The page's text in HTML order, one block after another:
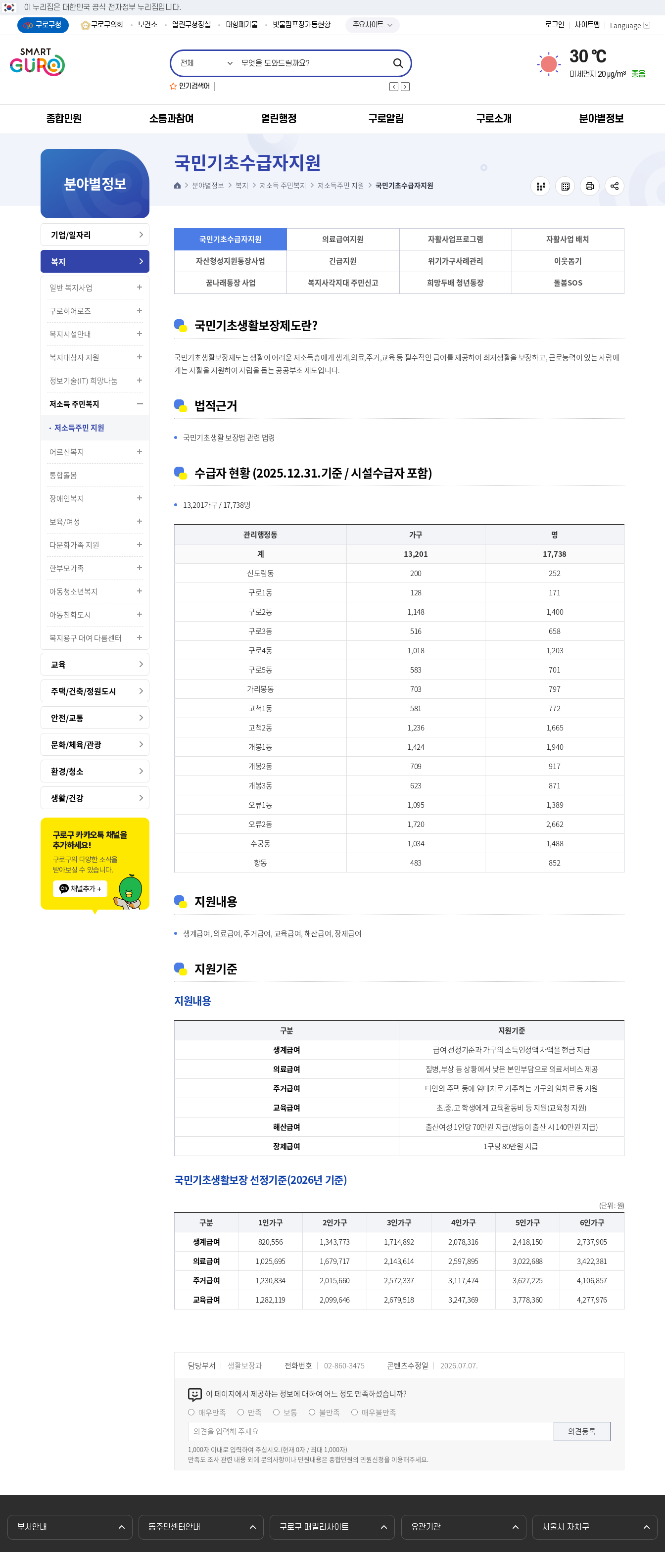
이 누리집은 대한민국 공식 전자정부 누리집입니다.
구로구청 구로구의회 보건소 열린구청장실 대형폐기물 빗물펌프장가동현황 주요사이트 로그인 사이트맵 Language
인기검색어
30 ℃
미세먼지 20 ㎍/m³ 좋음
종합민원 소통과참여 열린행정 구로알림 구로소개 분야별정보
분야별정보
기업/일자리
복지
일반 복지사업
구로히어로즈
복지시설안내
복지대상자 지원
정보기술(IT) 희망나눔
저소득 주민복지
저소득주민 지원
어르신복지
통합돌봄
장애인복지
보육/여성
다문화가족 지원
한부모가족
아동청소년복지
아동친화도시
복지용구 대여 다름센터
교육
주택/건축/정원도시
안전/교통
문화/체육/관광
환경/청소
생활/건강
구로구 카카오톡 채널을
추가하세요!
구로구의 다양한 소식을
받아보실 수 있습니다.
채널추가 +
국민기초수급자지원
분야별정보 복지 저소득 주민복지 저소득주민 지원 국민기초수급자지원
국민기초수급자지원 의료급여지원 자활사업프로그램
자활사업 배치
자산형성지원통장사업
긴급지원 위기가구사례관리
이웃돕기
꿈나래통장 사업
복지사각지대 주민신고 희망두배 청년통장 돌봄SOS
국민기초생활보장제도란?
국민기초생활보장제도는 생활이 어려운 저소득층에게 생계,의료,주거,교육 등 필수적인 급여를 제공하여 최저생활을 보장하고, 근로능력이 있는 사람에
게는 자활을 지원하여 자립을 돕는 공공부조 제도입니다.
법적근거
국민기초생활 보장법 관련 법령
수급자 현황 (2025.12.31.기준 / 시설수급자 포함)
13,201가구 / 17,738명
관리행정동 가구
명
계
13,201
17,738
신도림동
200
252
구로1동
128
171
구로2동
1,148
1,400
구로3동
516
658
구로4동
1,018
1,203
구로5동
583
701
가리봉동
703
797
고척1동
581
772
고척2동
1,236
1,665
개봉1동
1,424
1,940
개봉2동
709
917
개봉3동
623
871
오류1동
1,095
1,389
오류2동
1,720
2,662
수궁동
1,034
1,488
항동
483 852
지원내용
생계급여, 의료급여, 주거급여, 교육급여, 해산급여, 장제급여
지원기준
지원내용
구분
지원기준
생계급여
급여 선정기준과 가구의 소득인정액 차액을 현금 지급
의료급여
질병,부상 등 상황에서 낮은 본인부담으로 의료서비스 제공
주거급여
타인의 주택 등에 임대차로 거주하는 가구의 임차료 등 지원
교육급여
초.중.고 학생에게 교육활동비 등 지원(교육청 지원)
해산급여
출산여성 1인당 70만원 지급(쌍둥이 출산 시 140만원 지급)
장제급여
1구당 80만원 지급
국민기초생활보장 선정기준(2026년 기준)
(단위 : 원)
구분 1인가구 2인가구 3인가구 4인가구 5인가구
6인가구
생계급여
820,556 1,343,773 1,714,892 2,078,316 2,418,150
2,737,905
의료급여
1,025,695 1,679,717 2,143,614 2,597,895 3,022,688
3,422,381
주거급여
1,230,834 2,015,660 2,572,337 3,117,474 3,627,225
4,106,857
교육급여
1,282,119 2,099,646 2,679,518 3,247,369 3,778,360 4,277,976
담당부서 생활보장과 전화번호 02-860-3475 콘텐츠수정일 2026.07.07.
이 페이지에서 제공하는 정보에 대하여 어느 정도 만족하셨습니까?
매우만족
만족 보통 불만족 매우불만족
1,000자 이내로 입력하여 주십시오.(현재0자 / 최대 1,000자)
만족도 조사 관련 내용 외에 문의사항이나 민원내용은 종합민원의 민원신청을 이용해주세요.
부서안내 동주민센터안내 구로구 패밀리사이트 유관기관 서울시 자치구